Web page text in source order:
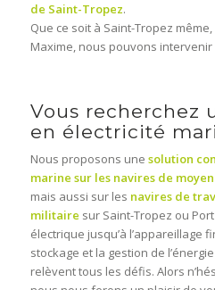
de Saint-Tropez.
Que ce soit à Saint-Tropez
Maxime, nous pouvons
Vous recherchez
en électricité
Nous proposons une solution
marine sur les navires de
mais aussi sur les navires de
militaire sur Saint-Tropez ou
électrique jusqu’à l’appareillage
stockage et la gestion de
relèvent tous les défis. Alors